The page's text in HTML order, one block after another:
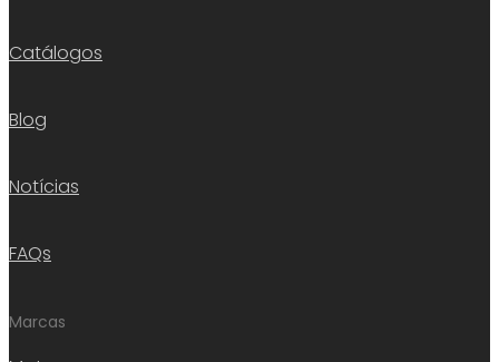
Catálogos
Blog
Notícias
FAQs
Marcas